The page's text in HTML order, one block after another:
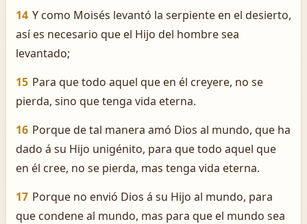
14 Y como Moisés levantó la serpiente en el desierto,
así es necesario que el Hijo del hombre sea
levantado;
15 Para que todo aquel que en él creyere, no se
pierda, sino que tenga vida eterna.
16 Porque de tal manera amó Dios al mundo, que ha
dado á su Hijo unigénito, para que todo aquel que
en él cree, no se pierda, mas tenga vida eterna.
17 Porque no envió Dios á su Hijo al mundo, para
que condene al mundo, mas para que el mundo sea